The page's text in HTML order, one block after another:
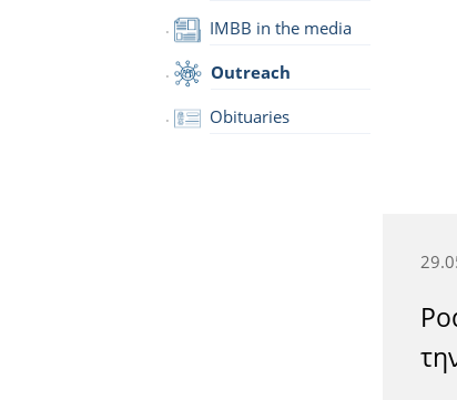
IMBB in the media
Outreach
Obituaries